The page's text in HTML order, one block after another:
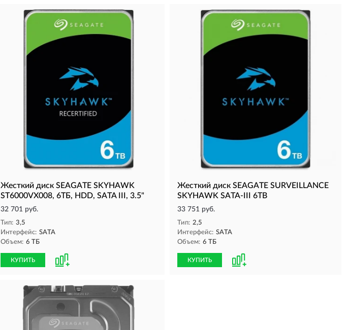
Жесткий диск SEAGATE SKYHAWK
ST6000VX008, 6ТБ, HDD, SATA III, 3.5"
32 701 руб.
Тип: 3,5
Интерфейс: SATA
Объем: 6 ТБ
КУПИТЬ
Жесткий диск SEAGATE SURVEILLANCE
SKYHAWK SATA-III 6TB
33 751 руб.
Тип: 2,5
Интерфейс: SATA
Объем: 6 ТБ
КУПИТЬ